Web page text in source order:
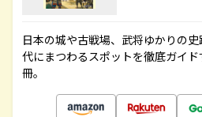
日本の城や古戦場、武将ゆかりの
代にまつわるスポットを徹底ガイ
冊。